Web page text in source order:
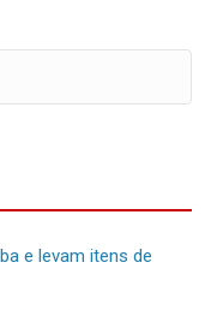
e levam itens de